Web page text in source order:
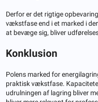
Derfor er det rigtige
vækstfase end i et marked i
at bevæge sig, bliver
Konklusion
Polens marked for
praktisk vækstfase.
udrulningen af ​​lagring bliver